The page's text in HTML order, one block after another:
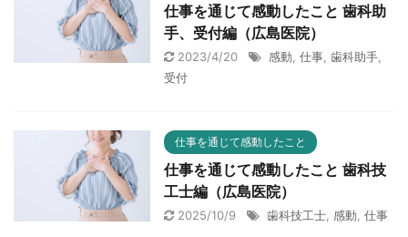
仕事を通じて感動したこと 歯科助
手、受付編（広島医院）
2023/4/20 感動 仕事 歯科助手
受付
仕事を通じて感動したこと
仕事を通じて感動したこと 歯科技
工士編（広島医院）
2025/10/9 歯科技工士 感動 仕事